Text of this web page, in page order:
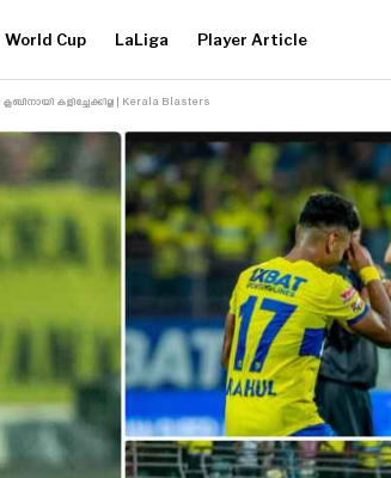
World Cup LaLiga Player Article
കളിച്ചേക്കില്ല | Kerala Blasters